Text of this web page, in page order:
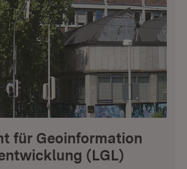
für Geoinformation
(LGL)